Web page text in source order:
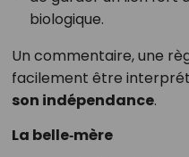
biologique.
Un commentaire, une
facilement être
son indépendance.
La belle‑mère